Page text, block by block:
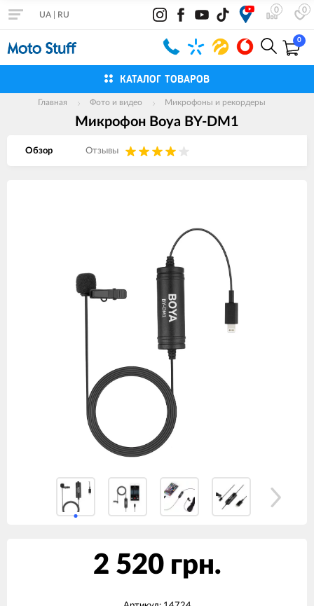
0 0
UA RU
0
КАТАЛОГ ТОВАРОВ
Главная Фото и видео Микрофоны и рекордеры
Микрофон Boya BY-DM1
Обзор Отзывы
2 520 грн.